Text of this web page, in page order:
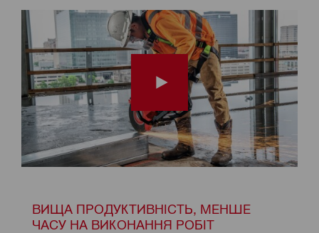
ВИЩА ПРОДУКТИВНІСТЬ, МЕНШЕ
ЧАСУ НА ВИКОНАННЯ РОБІТ